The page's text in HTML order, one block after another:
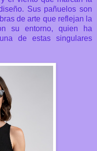
Sus pañuelos son
de arte que reflejan la
su entorno, quien ha
de estas singulares